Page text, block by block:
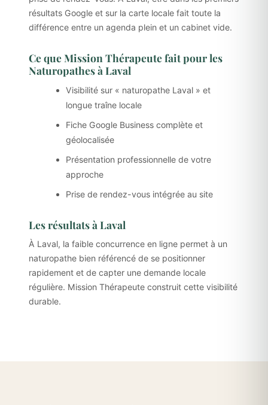
résultats Google et sur la carte locale fait toute la
différence entre un agenda plein et un cabinet vide.
Ce que Mission Thérapeute fait pour les
Naturopathes à Laval
Visibilité sur « naturopathe Laval » et
longue traîne locale
Fiche Google Business complète et
géolocalisée
Présentation professionnelle de votre
approche
Prise de rendez-vous intégrée au site
Les résultats à Laval
À Laval, la faible concurrence en ligne permet à un
naturopathe bien référencé de se positionner
rapidement et de capter une demande locale
régulière. Mission Thérapeute construit cette visibilité
durable.